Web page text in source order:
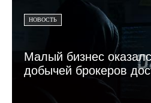
НОВОСТЬ
Малый бизнес
добычей брокеров